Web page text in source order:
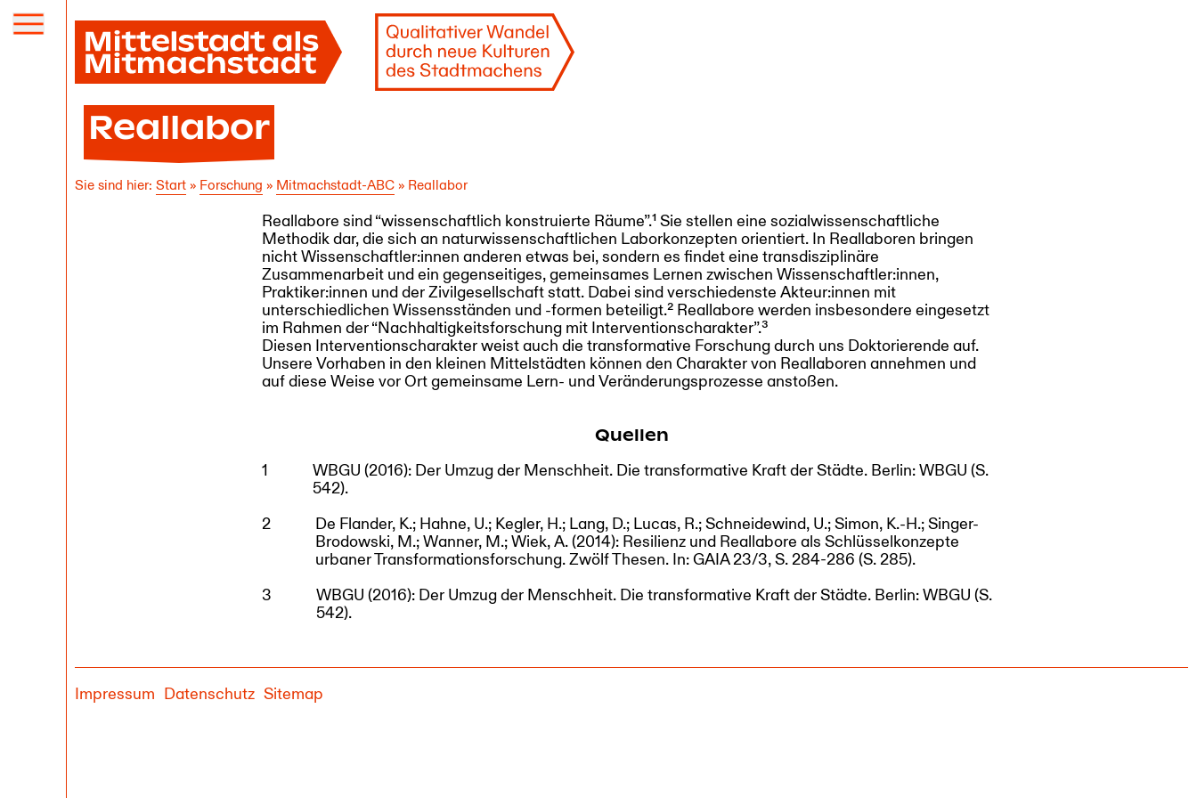
Menü
öffnen
Reallabor
Sie sind hier:Start » Forschung » Mitmach­stadt-ABC » Reallabor
Reallabore sind “wissenschaftlich konstruierte Räume”.1Sie stellen eine sozialwissenschaftliche
Methodik dar, die sich an naturwissenschaftlichen Laborkonzepten orientiert. In Reallaboren bringen
nicht Wissenschaftler:innen anderen etwas bei, sondern es findet eine transdisziplinäre
Zusammenarbeit und ein gegenseitiges, gemeinsames Lernen zwischen Wissenschaftler:innen,
Praktiker:innen und der Zivilgesellschaft statt. Dabei sind verschiedenste Akteur:innen mit
unterschiedlichen Wissensständen und -formen beteiligt.2 Reallabore werden insbesondere eingesetzt
im Rahmen der “Nachhaltigkeitsforschung mit Interventionscharakter”.3
Diesen Interventionscharakter weist auch die transformative Forschung durch uns Doktorierende auf.
Unsere Vorhaben in den kleinen Mittelstädten können den Charakter von Reallaboren annehmen und
auf diese Weise vor Ort gemeinsame Lern- und Veränderungsprozesse anstoßen.
Quellen
WBGU (2016): Der Umzug der Menschheit. Die transformative Kraft der Städte. Berlin: WBGU (S.
542).
De Flander, K.; Hahne, U.; Kegler, H.; Lang, D.; Lucas, R.; Schneidewind, U.; Simon, K.-H.; Singer-
Brodowski, M.; Wanner, M.; Wiek, A. (2014): Resilienz und Reallabore als Schlüsselkonzepte
urbaner Transformationsforschung. Zwölf Thesen. In: GAIA 23/3, S. 284-286 (S. 285).
WBGU (2016): Der Umzug der Menschheit. Die transformative Kraft der Städte. Berlin: WBGU (S.
542).
Impressum Datenschutz Sitemap